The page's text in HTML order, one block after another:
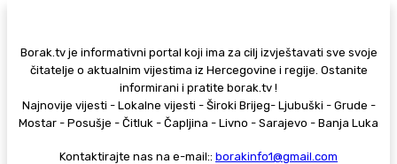
Borak.tv je informativni portal koji ima za cilj izvještavati sve svoje
čitatelje o aktualnim vijestima iz Hercegovine i regije. Ostanite
informirani i pratite borak.tv !
Najnovije vijesti - Lokalne vijesti - Široki Brijeg- Ljubuški - Grude -
Mostar - Posušje - Čitluk - Čapljina - Livno - Sarajevo - Banja Luka
Kontaktirajte nas na e-mail:: borakinfo1@gmail.com